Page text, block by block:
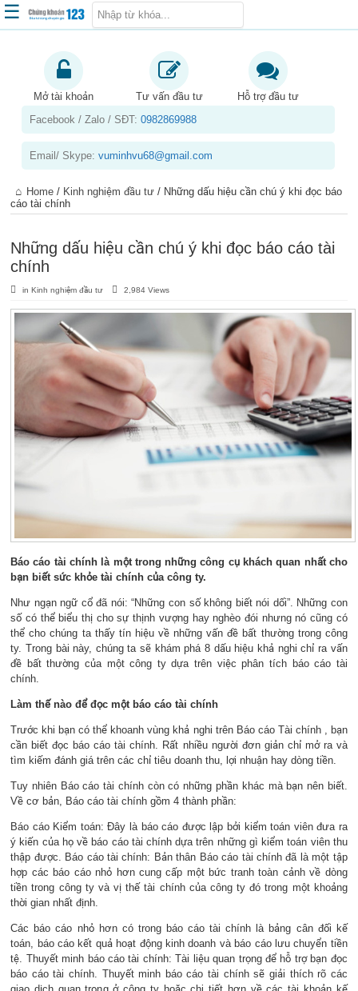
Trang chủ
Kiến thức chứng khoán
Kinh nghiệm đầu tư
Sản phẩm – dịch vụ
Chứng khoán phái sinh
☰
Mở tài khoản Tư vấn đầu tư
Hỗ trợ đầu tư
Facebook / Zalo / SĐT:0982869988
Email/ Skype:vuminhvu68@gmail.com
Home / Kinh nghiệm đầu tư / Những dấu hiệu cần chú ý khi đọc báo
cáo tài chính
Những dấu hiệu cần chú ý khi đọc báo cáo tài
chính
inKinh nghiệm đầu tư 2,984 Views
Báo cáo tài chính là một trong những công cụ khách quan nhất cho
bạn biết sức khỏe tài chính của công ty.
Như ngạn ngữ cổ đã nói: “Những con số không biết nói dối”. Những con
số có thể biểu thị cho sự thịnh vượng hay nghèo đói nhưng nó cũng có
thể cho chúng ta thấy tín hiệu về những vấn đề bất thường trong công
ty. Trong bài này, chúng ta sẽ khám phá 8 dấu hiệu khả nghi chỉ ra vấn
đề bất thường của một công ty dựa trên việc phân tích báo cáo tài
chính.
Làm thế nào để đọc một báo cáo tài chính
Trước khi bạn có thể khoanh vùng khả nghi trên Báo cáo Tài chính , bạn
cần biết đọc báo cáo tài chính. Rất nhiều người đơn giản chỉ mở ra và
tìm kiếm đánh giá trên các chỉ tiêu doanh thu, lợi nhuận hay dòng tiền.
Tuy nhiên Báo cáo tài chính còn có những phần khác mà bạn nên biết.
Về cơ bản, Báo cáo tài chính gồm 4 thành phần:
Báo cáo Kiểm toán: Đây là báo cáo được lập bởi kiểm toán viên đưa ra
ý kiến của họ về báo cáo tài chính dựa trên những gì kiểm toán viên thu
thập được. Báo cáo tài chính: Bản thân Báo cáo tài chính đã là một tập
hợp các báo cáo nhỏ hơn cung cấp một bức tranh toàn cảnh về dòng
tiền trong công ty và vị thế tài chính của công ty đó trong một khoảng
thời gian nhất định.
Các báo cáo nhỏ hơn có trong báo cáo tài chính là bảng cân đối kế
toán, báo cáo kết quả hoạt động kinh doanh và báo cáo lưu chuyển tiền
tệ. Thuyết minh báo cáo tài chính: Tài liệu quan trọng để hỗ trợ bạn đọc
báo cáo tài chính. Thuyết minh báo cáo tài chính sẽ giải thích rõ các